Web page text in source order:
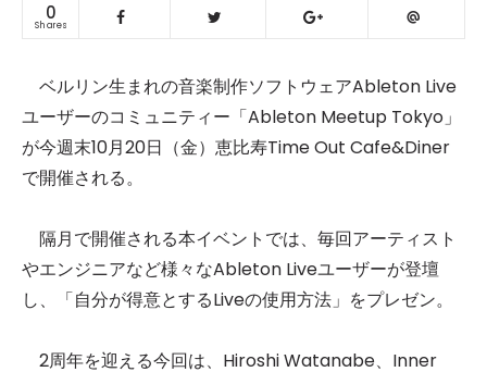
0
Shares
ベルリン生まれの音楽制作ソフトウェアAbleton Live
ユーザーのコミュニティー「Ableton Meetup Tokyo」
が今週末10月20日（金）恵比寿Time Out Cafe&Diner
で開催される。
隔月で開催される本イベントでは、毎回アーティスト
やエンジニアなど様々なAbleton Liveユーザーが登壇
し、「自分が得意とするLiveの使用方法」をプレゼン。
2周年を迎える今回は、Hiroshi Watanabe、Inner